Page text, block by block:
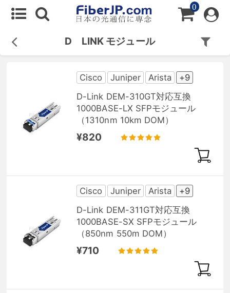
0
D LINK モジュール
Cisco Juniper Arista
+9
D-Link DEM-310GT対応互換
1000BASE-LX SFPモジュール
（1310nm 10km DOM）
¥820
Cisco Juniper Arista
+9
D-Link DEM-311GT対応互換
1000BASE-SX SFPモジュール
（850nm 550m DOM）
¥710